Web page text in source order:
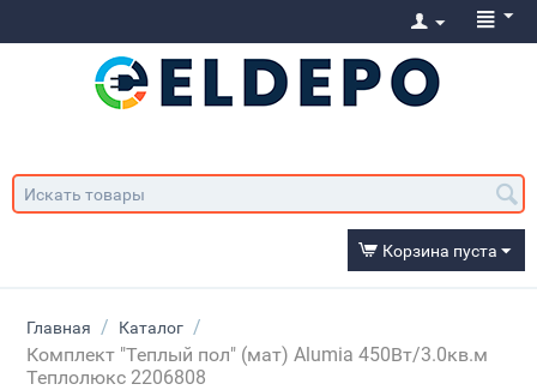
Корзина пуста
Главная / Каталог /
Комплект "Теплый пол" (мат) Alumia 450Вт/3.0кв.м
Теплолюкс 2206808